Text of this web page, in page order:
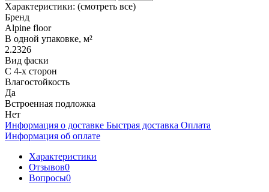
Характеристики: (смотреть все)
Бренд
Alpine floor
В одной упаковке, м²
2.2326
Вид фаски
С 4-х сторон
Влагостойкость
Да
Встроенная подложка
Нет
Информация о доставке Быстрая доставка Оплата
Информация об оплате
Характеристики
Отзывов0
Вопросы0